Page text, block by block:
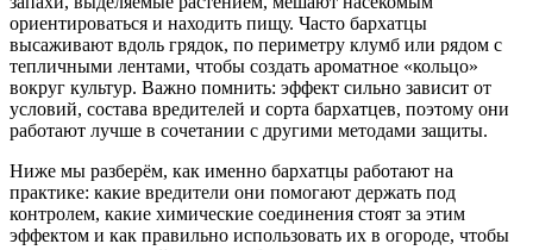
ориентироваться и находить пищу. Часто бархатцы
высаживают вдоль грядок, по периметру клумб или рядом с
тепличными лентами, чтобы создать ароматное «кольцо»
вокруг культур. Важно помнить: эффект сильно зависит от
условий, состава вредителей и сорта бархатцев, поэтому они
работают лучше в сочетании с другими методами защиты.
Ниже мы разберём, как именно бархатцы работают на
практике: какие вредители они помогают держать под
контролем, какие химические соединения стоят за этим
эффектом и как правильно использовать их в огороде, чтобы